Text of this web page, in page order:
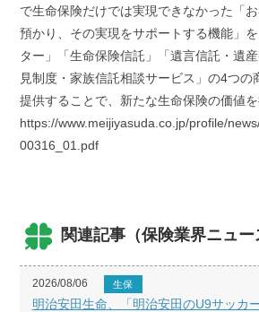
で生命保険だけでは実現できなかった「
預かり、その実現をサポートする機能」
ター」「生命保険信託」「遺言信託・遺
見制度・家族信託相談サービス」の4つの
提供することで、新たな生命保険の価値を
https://www.meijiyasuda.co.jp/profile/
00316_01.pdf
関連記事（保険業界ニュー
2026/08/06 生保
明治安田生命、「明治安田のU9サッカ